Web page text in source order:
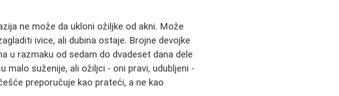
ne može da ukloni ožiljke od akni. Može
ivice, ali dubina ostaje. Brojne devojke
u razmaku od sedam do dvadeset dana dele
malo suženije, ali ožiljci - oni pravi, udubljeni -
preporučuje kao prateći, a ne kao